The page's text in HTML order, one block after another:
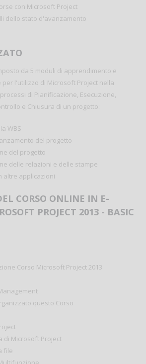
con Microsoft Project
dello stato d'avanzamento
da 5 moduli di apprendimento e
l'utilizzo di Microsoft Project nella
di Pianificazione, Esecuzione,
e Chiusura di un progetto:
WBS
del progetto
del progetto
delle relazioni e delle stampe
altre applicazioni
CORSO ONLINE IN E-
PROJECT 2013 - BASIC
Corso Microsoft Project 2013
questo Corso
di Microsoft Project
file